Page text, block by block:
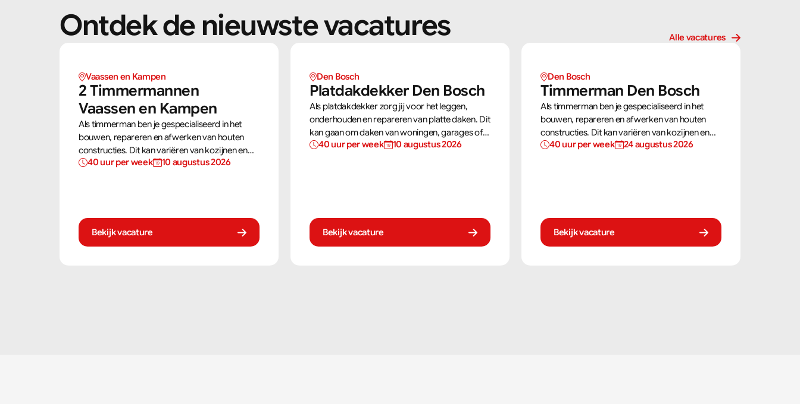
Ontdek de nieuwste vacatures Alle vacatures
Vaassen en Kampen
2 Timmermannen
Vaassen en Kampen
Als timmerman ben je gespecialiseerd in het
bouwen, repareren en afwerken van houten
constructies. Dit kan variëren van kozijnen en
trappen tot complete dakconstructies en
40 uur per week 10 augustus 2026
Bekijk vacature
Den Bosch
Platdakdekker Den Bosch
Als platdakdekker zorg jij voor het leggen,
onderhouden en repareren van platte daken. Dit
kan gaan om daken van woningen, garages of
bedrijfspanden. Jij zorgt ervoor dat deze daken
40 uur per week 10 augustus 2026
Bekijk vacature
Den Bosch
Timmerman Den Bosch
Als timmerman ben je gespecialiseerd in het
bouwen, repareren en afwerken van houten
constructies. Dit kan variëren van kozijnen en
trappen tot complete dakconstructies en
40 uur per week 24 augustus 2026
Bekijk vacature